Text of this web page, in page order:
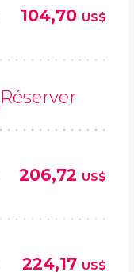
104,70 US$
Réserver
206,72 US$
224,17 US$